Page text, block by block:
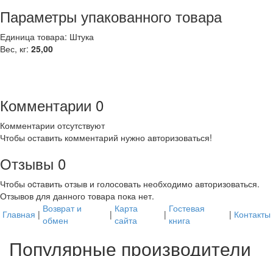
Параметры упакованного товара
Единица товара: Штука
Вес, кг: 25,00
Комментарии 0
Комментарии отсутствуют
Чтобы оставить комментарий нужно авторизоваться!
Отзывы 0
Чтобы оcтавить отзыв и голосовать необходимо авторизоваться.
Отзывов для данного товара пока нет.
Главная | Возврат и
обмен
| Карта
сайта
| Гостевая
книга
| Контакты
Популярные производители